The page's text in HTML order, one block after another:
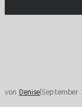
von Denise September